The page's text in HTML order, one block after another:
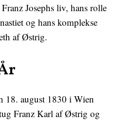
Josephs liv, hans rolle
og hans komplekse
af Østrig.
18. august 1830 i Wien
Franz Karl af Østrig og